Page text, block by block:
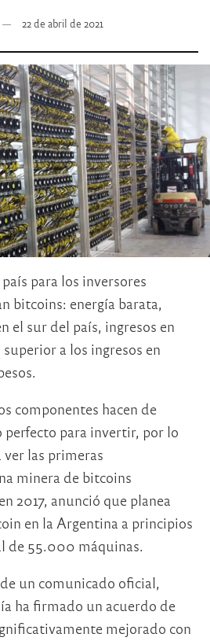
22 de abril de 2021
para los inversores
bitcoins: energía barata,
el sur del país, ingresos en
a los ingresos en
componentes hacen de
para invertir, por lo
ver las primeras
minera de bitcoins
2017, anunció que planea
en la Argentina a principios
de 55.000 máquinas.
un comunicado oficial,
ha firmado un acuerdo de
mejorado con